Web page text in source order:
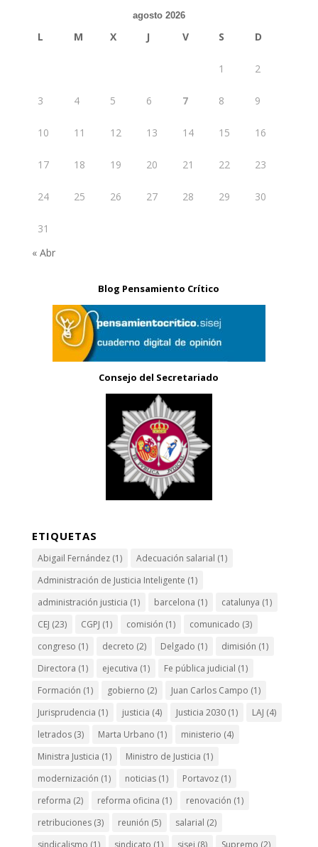
agosto 2026
L M X J V S D
1 2
3 4 5 6 7 8 9
10 11 12 13 14 15 16
17 18 19 20 21 22 23
24 25 26 27 28 29 30
31
« Abr
Blog Pensamiento Crítico
Consejo del Secretariado
ETIQUETAS
Abigail Fernández(1) Adecuación salarial (1)
Administración de Justicia Inteligente (1)
administración justicia (1) barcelona (1) catalunya (1)
CEJ (23) CGPJ (1) comisión (1) comunicado (3)
congreso (1) decreto (2) Delgado (1) dimisión (1)
Directora (1) ejecutiva (1) Fe pública judicial (1)
Formación (1) gobierno (2) Juan Carlos Campo (1)
Jurisprudencia (1) justicia (4) Justicia 2030(1) LAJ (4)
letrados(3) Marta Urbano (1) ministerio (4)
Ministra Justicia (1) Ministro de Justicia (1)
modernización (1) noticias(1) Portavoz(1)
reforma (2) reforma oficina (1) renovación (1)
retribuciones(3) reunión (5) salarial (2)
sindicalismo (1) sindicato (1) sisej (8) Supremo (2)